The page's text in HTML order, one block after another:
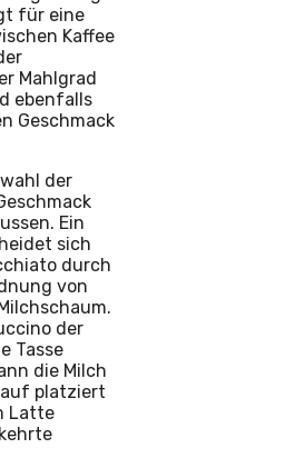
für eine
Kaffee
Mahlgrad
ebenfalls
Geschmack
der
Ein
sich
durch
von
der
Tasse
die Milch
platziert
Latte